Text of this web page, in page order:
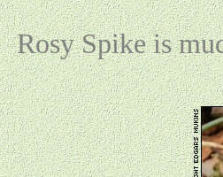
Rosy Spike is